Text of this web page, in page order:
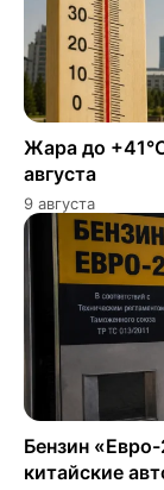
Жара до
августа
9 августа
Бензин
китайские